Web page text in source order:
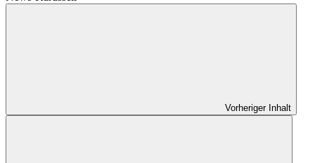
Vorheriger Inhalt